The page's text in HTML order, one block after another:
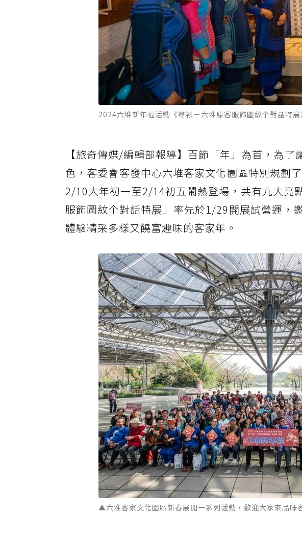
2024六堆新年福活動《尋衫－六堆原客服飾圖紋个對話特
【旅奇傳媒/編輯部報導】百節「年」為首，為
色，客委會客發中心六堆客家文化園區特別規劃
2/10大年初一至2/14初五鬧熱登場，共有九大亮
服飾圖紋个對話特展」率先於1/29開展試營運，
體驗精采多樣又饒富趣味的客家年。
▲六堆客家文化園區新春展開一系列活動，歡迎大家來品